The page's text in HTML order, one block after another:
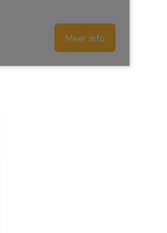
Meer info